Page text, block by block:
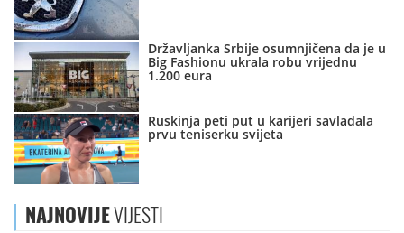
Državljanka Srbije osumnjičena da je u
Big Fashionu ukrala robu vrijednu
1.200 eura
Ruskinja peti put u karijeri savladala
prvu teniserku svijeta
NAJNOVIJEVIJESTI